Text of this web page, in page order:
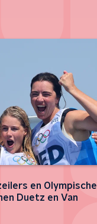
en Olympische
Duetz en Van